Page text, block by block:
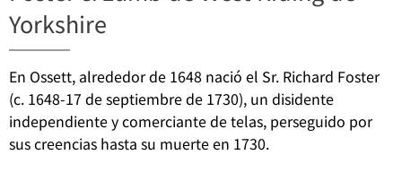
Yorkshire
En Ossett, alrededor de 1648 nació el Sr. Richard Foster
(c. 1648-17 de septiembre de 1730), un disidente
independiente y comerciante de telas, perseguido por
sus creencias hasta su muerte en 1730.